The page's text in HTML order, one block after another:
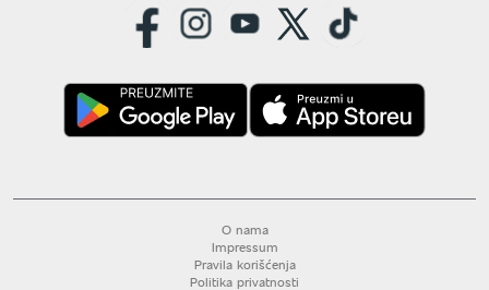
O nama
Impressum
Pravila korišćenja
Politika privatnosti